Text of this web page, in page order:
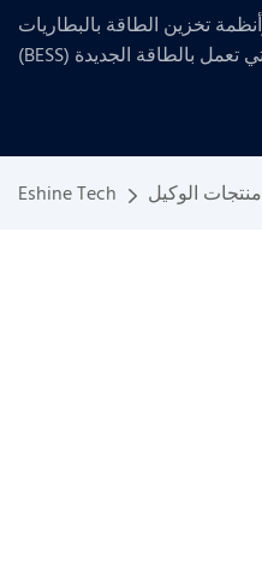
تخزين الطاقة بالبطاريات
Eshine Tech منتجات الوكيل